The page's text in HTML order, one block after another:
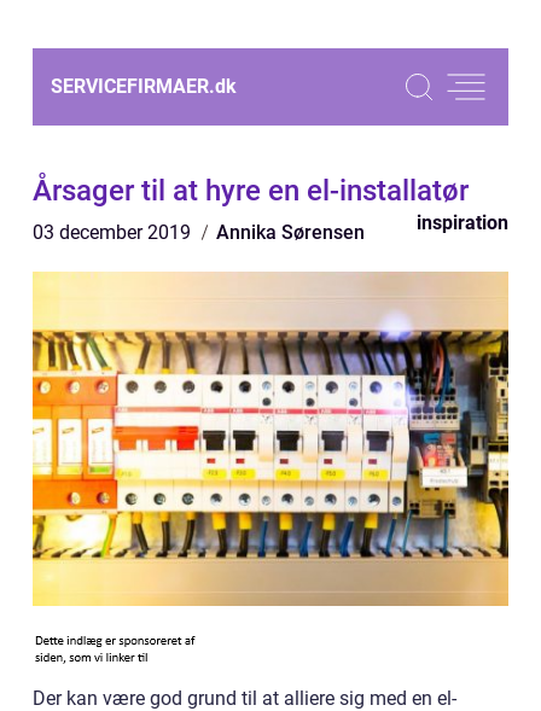
SERVICEFIRMAER.dk
Årsager til at hyre en el-installatør
03 december 2019 Annika Sørensen inspiration
Der kan være god grund til at alliere sig med en el-